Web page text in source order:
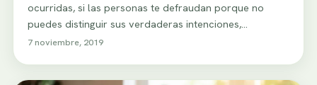
ocurridas, si las personas te defraudan porque no
puedes distinguir sus verdaderas intenciones,…
7 noviembre, 2019